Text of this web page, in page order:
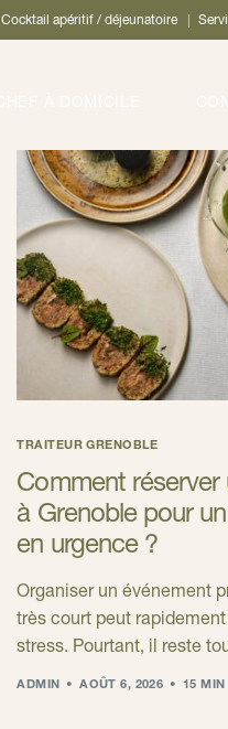
Cocktail apéritif / déjeunatoire
TRAITEUR GRENOBLE
Comment
à Grenoble pour
en urgence ?
Organiser un événement
très court peut
stress. Pourtant, il reste
ADMIN AOÛT 6, 2026 15 MIN